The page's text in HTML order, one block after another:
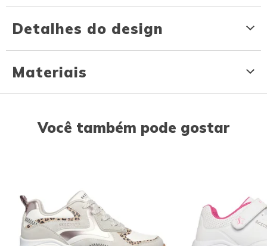
Detalhes do design
Materiais
Você também pode gostar